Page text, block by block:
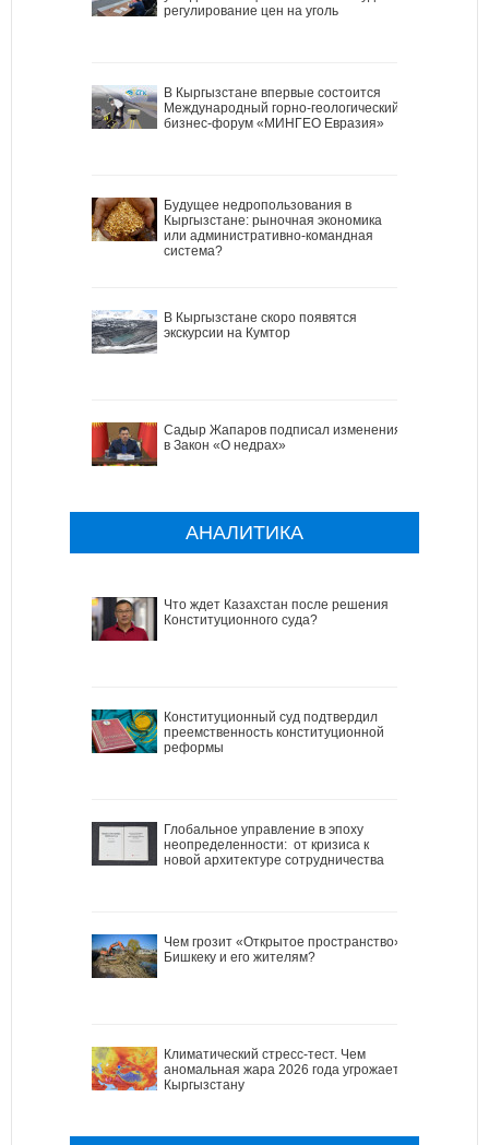
регулирование цен на уголь
В Кыргызстане впервые состоится
Международный горно-геологический
бизнес-форум «МИНГЕО Евразия»
Будущее недропользования в
Кыргызстане: рыночная экономика
или административно-командная
система?
В Кыргызстане скоро появятся
экскурсии на Кумтор
Садыр Жапаров подписал изменения
в Закон «О недрах»
АНАЛИТИКА
Что ждет Казахстан после решения
Конституционного суда?
Конституционный суд подтвердил
преемственность конституционной
реформы
Глобальное управление в эпоху
неопределенности: от кризиса к
новой архитектуре сотрудничества
Чем грозит «Открытое пространство»
Бишкеку и его жителям?
Климатический стресс-тест. Чем
аномальная жара 2026 года угрожает
Кыргызстану